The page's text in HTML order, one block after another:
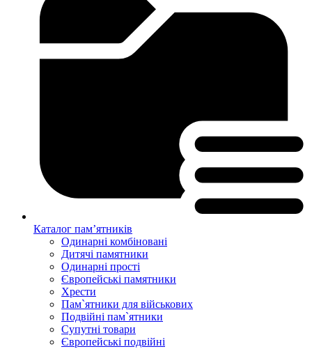
Каталог пам’ятників
Одинарні комбіновані
Дитячі памятники
Одинарні прості
Європейські памятники
Хрести
Пам`ятники для військових
Подвійні пам`ятники
Супутні товари
Європейські подвійні